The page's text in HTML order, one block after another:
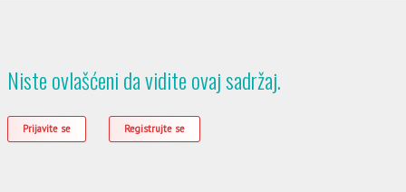
Niste ovlašćeni da vidite ovaj sadržaj.
Prijavite se Registrujte se